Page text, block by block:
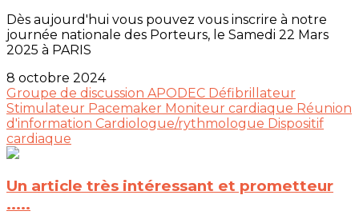
Dès aujourd'hui vous pouvez vous inscrire à notre
journée nationale des Porteurs, le Samedi 22 Mars
2025 à PARIS
8 octobre 2024
Groupe de discussion APODEC Défibrillateur
Stimulateur Pacemaker Moniteur cardiaque Réunion
d'information Cardiologue/rythmologue Dispositif
cardiaque
Un article très intéressant et prometteur
.....